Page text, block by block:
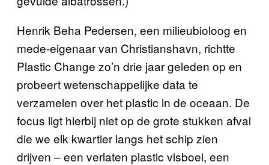
Henrik Beha Pedersen, een milieubioloog en
mede-eigenaar van Christianshavn, richtte
Plastic Change zo’n drie jaar geleden op en
probeert wetenschappelijke data te
verzamelen over het plastic in de oceaan. De
focus ligt hierbij niet op de grote stukken afval
die we elk kwartier langs het schip zien
drijven – een verlaten plastic visboei, een